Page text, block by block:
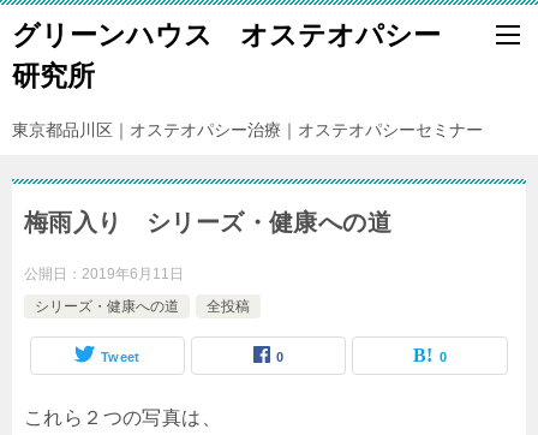
グリーンハウス オステオパシー
研究所
東京都品川区｜オステオパシー治療｜オステオパシーセミナー
梅雨入り シリーズ・健康への道
公開日： 2019年6月11日
シリーズ・健康への道
全投稿
Tweet 0 0
これら２つの写真は、